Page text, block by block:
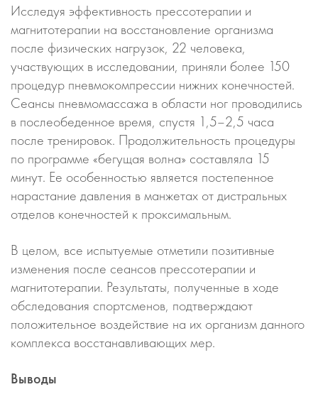
Исследуя эффективность прессотерапии и
магнитотерапии на восстановление организма
после физических нагрузок, 22 человека,
участвующих в исследовании, приняли более 150
процедур пневмокомпрессии нижних конечностей.
Сеансы пневмомассажа в области ног проводились
в послеобеденное время, спустя 1,5–2,5 часа
после тренировок. Продолжительность процедуры
по программе «бегущая волна» составляла 15
минут. Ее особенностью является постепенное
нарастание давления в манжетах от дистральных
отделов конечностей к проксимальным.
В целом, все испытуемые отметили позитивные
изменения после сеансов прессотерапии и
магнитотерапии. Результаты, полученные в ходе
обследования спортсменов, подтверждают
положительное воздействие на их организм данного
комплекса восстанавливающих мер.
Выводы